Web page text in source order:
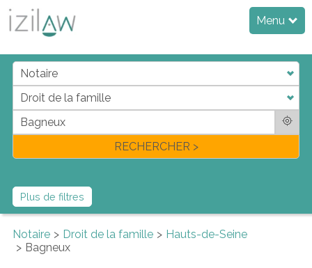
Menu
jdadi
fl
RECHERCHER >
Plus de filtres
Notaire Droit de la famille
Hauts-de-Seine
Bagneux